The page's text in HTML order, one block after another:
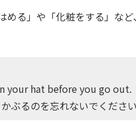
める」や「化粧をする」な
your hat before you go out.
ぶるのを忘れないでください